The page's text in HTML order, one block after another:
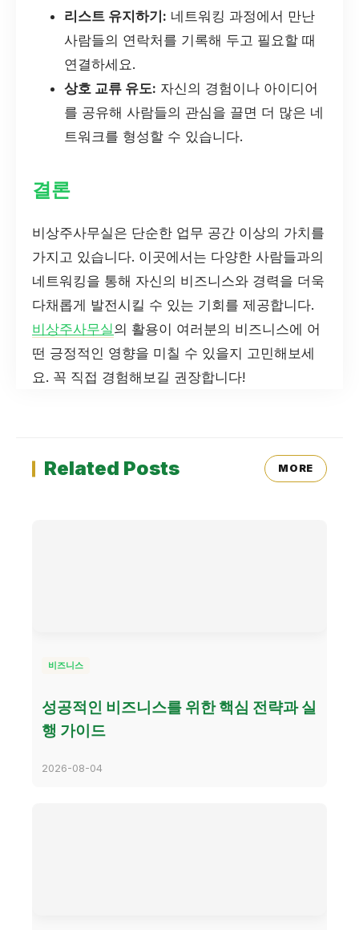
리스트 유지하기: 네트워킹 과정에서 만난
사람들의 연락처를 기록해 두고 필요할 때
연결하세요.
상호 교류 유도: 자신의 경험이나 아이디어
를 공유해 사람들의 관심을 끌면 더 많은 네
트워크를 형성할 수 있습니다.
결론
비상주사무실은 단순한 업무 공간 이상의 가치를
가지고 있습니다. 이곳에서는 다양한 사람들과의
네트워킹을 통해 자신의 비즈니스와 경력을 더욱
다채롭게 발전시킬 수 있는 기회를 제공합니다.
비상주사무실의 활용이 여러분의 비즈니스에 어
떤 긍정적인 영향을 미칠 수 있을지 고민해보세
요. 꼭 직접 경험해보길 권장합니다!
Related Posts MORE
비즈니스
성공적인 비즈니스를 위한 핵심 전략과 실
행 가이드
2026-08-04